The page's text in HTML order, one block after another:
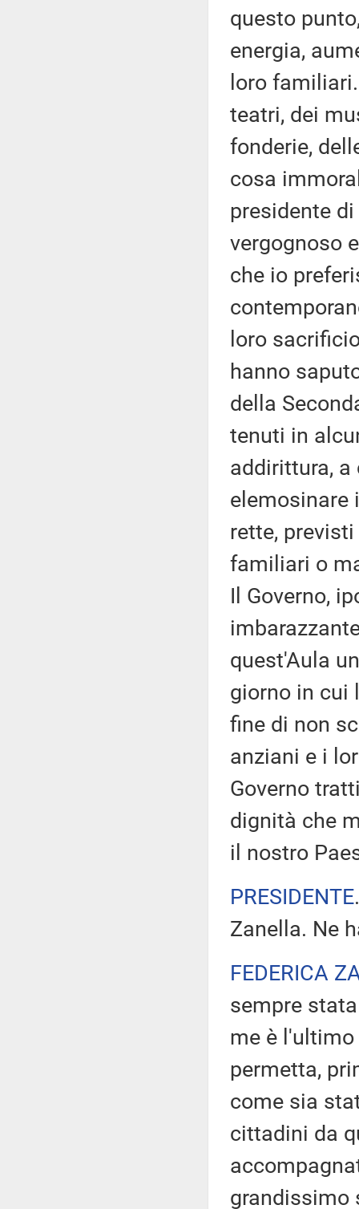
questo
energia,
loro
teatri, dei
fonderie,
cosa
presidente di
vergognoso
che io
loro
hanno
della
tenuti in
addirittura, a
elemosinare
rette,
familiari o
Il Governo,
quest'Aula
giorno in cui
fine di non
anziani e i
Governo
dignità che
il nostro
PRESIDENTE
Zanella. Ne
FEDERICA
sempre
me è
permetta,
come sia
cittadini da
grandissimo